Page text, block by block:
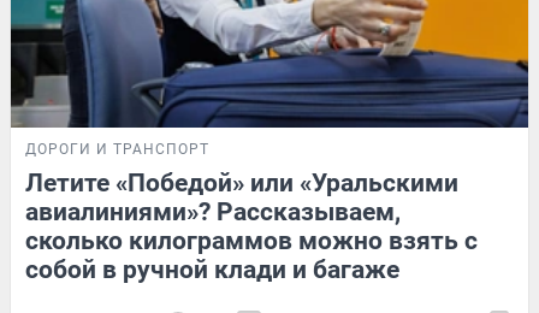
ДОРОГИ И ТРАНСПОРТ
Летите «Победой» или «Уральскими
авиалиниями»? Рассказываем,
сколько килограммов можно взять с
собой в ручной клади и багаже